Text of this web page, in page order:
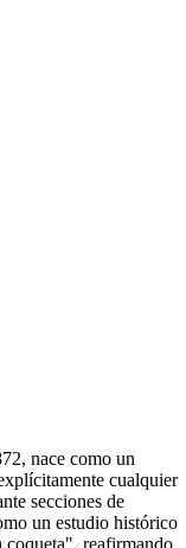
nace como un
cualquier
secciones de
un estudio histórico
coqueta", reafirmando